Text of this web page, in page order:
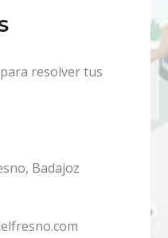
resolver tus
Badajoz